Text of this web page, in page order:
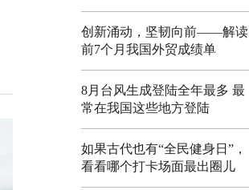
创新涌动，坚韧向前——解读
前7个月我国外贸成绩单
8月台风生成登陆全年最多 最
常在我国这些地方登陆
如果古代也有“全民健身日”，
看看哪个打卡场面最出圈儿